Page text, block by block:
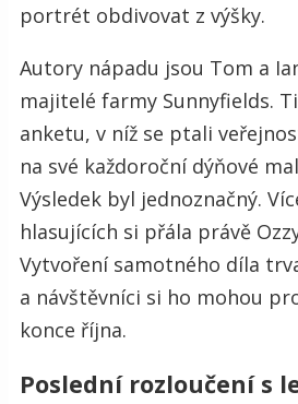
portrét obdivovat z výšky.
Autory nápadu jsou Tom a
majitelé farmy Sunnyfields.
anketu, v níž se ptali
na své každoroční dýňové
Výsledek byl jednoznačný.
hlasujících si přála právě
Vytvoření samotného díla
a návštěvníci si ho mohou
konce října.
Poslední rozloučení s